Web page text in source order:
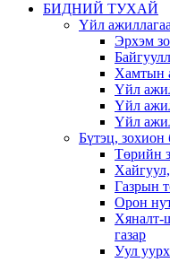
БИДНИЙ ТУХАЙ
Үйл
Эрхэм
Хамтын
Үйл
Үйл
Үйл
Бүтэц, зохион
Төрийн
Газрын
Орон
Хяналт-
газар
Уул